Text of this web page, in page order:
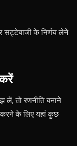
के निर्णय लेने
लें, तो रणनीति बनाने
के लिए यहां कुछ